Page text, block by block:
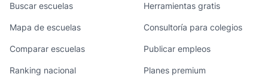
Buscar escuelas
Mapa de escuelas
Comparar escuelas
Ranking nacional
Herramientas gratis
Consultoría para colegios
Publicar empleos
Planes premium